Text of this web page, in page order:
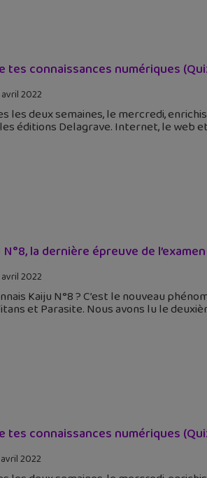
tes connaissances numériques
2022
les deux semaines, le mercredi,
éditions Delagrave. Internet, le web
N°8, la dernière épreuve de
2022
Kaiju N°8 ? C’est le nouveau
et Parasite. Nous avons lu le
tes connaissances numériques
2022